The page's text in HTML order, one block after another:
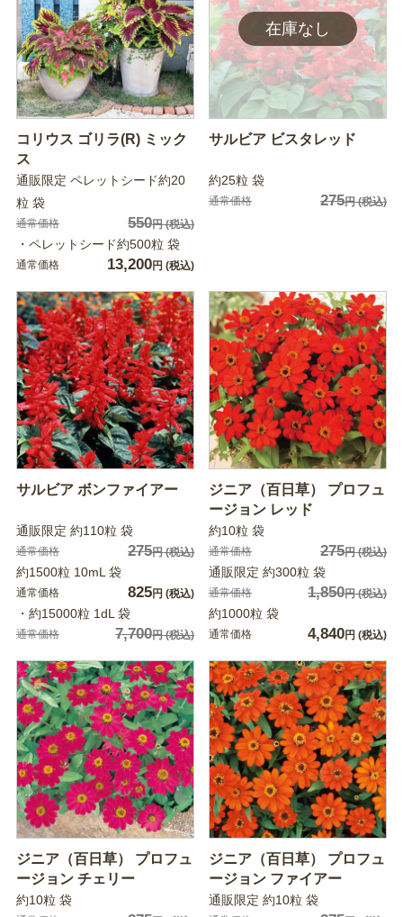
コリウス ゴリラ(R) ミック
ス
通販限定 ペレットシード約20
粒 袋
通常価格 550円(税込)
・ペレットシード約500粒 袋
通常価格 13,200円 (税込)
サルビア ビスタレッド
約25粒 袋
通常価格 275円(税込)
サルビア ボンファイアー
通販限定 約110粒 袋
通常価格 275円(税込)
約1500粒 10mL 袋
通常価格 825円 (税込)
・約15000粒 1dL 袋
通常価格 7,700円(税込)
ジニア（百日草） プロフュ
ージョン レッド
約10粒 袋
通常価格 275円(税込)
通販限定 約300粒 袋
通常価格 1,850円(税込)
約1000粒 袋
通常価格 4,840円 (税込)
ジニア（百日草） プロフュ
ージョン チェリー
約10粒 袋
ジニア（百日草） プロフュ
ージョン ファイアー
通販限定 約10粒 袋